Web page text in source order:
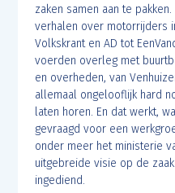
zaken samen aan te
verhalen over motorrijders
Volkskrant en AD tot
voerden overleg met
en overheden, van
allemaal ongelooflijk hard
laten horen. En dat werkt,
gevraagd voor een
onder meer het ministerie
uitgebreide visie op de
ingediend.